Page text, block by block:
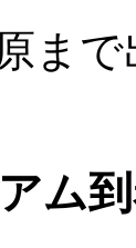
ま
ム